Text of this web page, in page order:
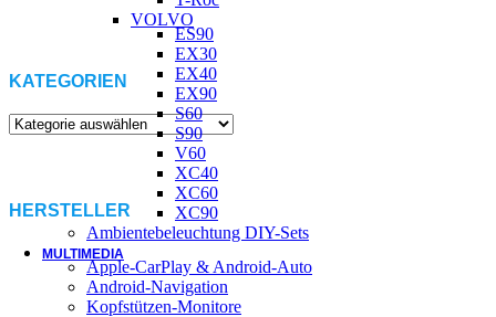
VOLVO
ES90
EX30
EX40
EX90
S60
S90
V60
XC40
XC60
XC90
Ambientebeleuchtung DIY-Sets
MULTIMEDIA
Apple-CarPlay & Android-Auto
Android-Navigation
Kopfstützen-Monitore
KATEGORIEN
HERSTELLER